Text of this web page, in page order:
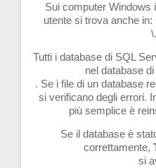
Sui computer Windows
utente si trova anche in:
Tutti i database di SQL
nel database
. Se i file di un database
si verificano degli errori.
più semplice è
Se il database è
correttamente,
si